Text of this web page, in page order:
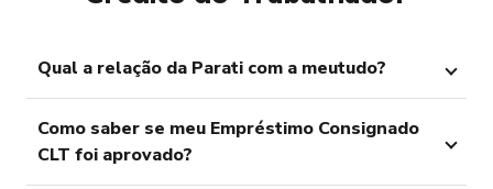
Qual a relação da Parati com a meutudo?
Como saber se meu Empréstimo Consignado
CLT foi aprovado?